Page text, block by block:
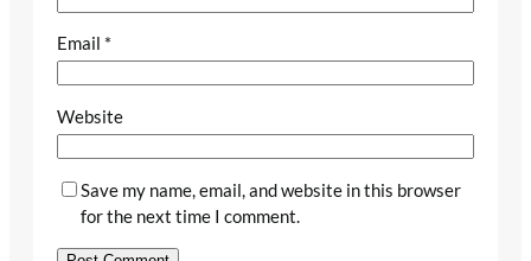
Email *
Website
Save my name, email, and website in this browser
for the next time I comment.